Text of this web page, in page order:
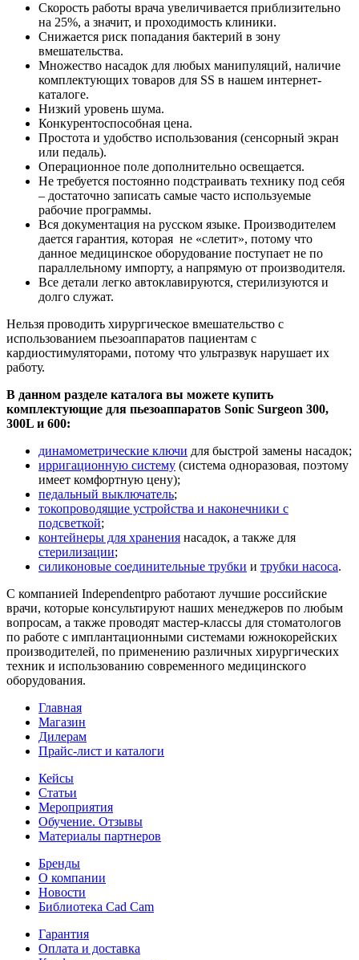
Скорость работы врача увеличивается приблизительно
на 25%, а значит, и проходимость клиники.
Снижается риск попадания бактерий в зону
вмешательства.
Множество насадок для любых манипуляций, наличие
комплектующих товаров для SS в нашем интернет-
каталоге.
Низкий уровень шума.
Конкурентоспособная цена.
Простота и удобство использования (сенсорный экран
или педаль).
Операционное поле дополнительно освещается.
Не требуется постоянно подстраивать технику под себя
– достаточно записать самые часто используемые
рабочие программы.
Вся документация на русском языке. Производителем
дается гарантия, которая не «слетит», потому что
данное медицинское оборудование поступает не по
параллельному импорту, а напрямую от производителя.
Все детали легко автоклавируются, стерилизуются и
долго служат.
Нельзя проводить хирургическое вмешательство с
использованием пьезоаппаратов пациентам с
кардиостимуляторами, потому что ультразвук нарушает их
работу.
В данном разделе каталога вы можете купить
комплектующие для пьезоаппаратов Sonic Surgeon 300,
300L и 600:
динамометрические ключи для быстрой замены насадок;
ирригационную систему (система одноразовая, поэтому
имеет комфортную цену);
педальный выключатель;
токопроводящие устройства и наконечники с
подсветкой;
контейнеры для хранения насадок, а также для
стерилизации;
силиконовые соединительные трубки и трубки насоса.
С компанией Independentpro работают лучшие российские
врачи, которые консультируют наших менеджеров по любым
вопросам, а также проводят мастер-классы для стоматологов
по работе с имплантационными системами южнокорейских
производителей, по применению различных хирургических
техник и использованию современного медицинского
оборудования.
Главная
Магазин
Дилерам
Прайс-лист и каталоги
Кейсы
Статьи
Мероприятия
Обучение. Отзывы
Материалы партнеров
Бренды
О компании
Новости
Библиотека Cad Cam
Гарантия
Оплата и доставка